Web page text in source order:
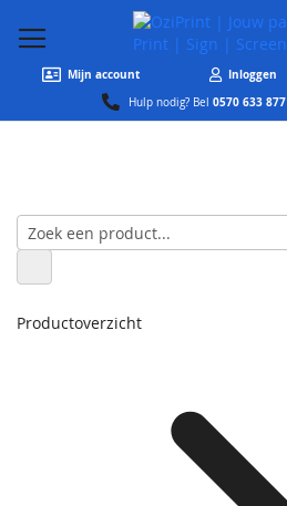
Mijn account Inloggen
Hulp nodig? Bel 0570 633 877
Productoverzicht